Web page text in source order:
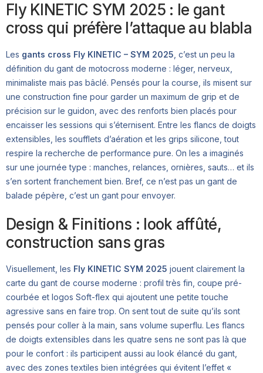
Fly KINETIC SYM 2025 : le gant
cross qui préfère l’attaque au blabla
Les gants cross Fly KINETIC – SYM 2025 , c’est un peu la
définition du gant de motocross moderne : léger, nerveux,
minimaliste mais pas bâclé. Pensés pour la course, ils misent sur
une construction fine pour garder un maximum de grip et de
précision sur le guidon, avec des renforts bien placés pour
encaisser les sessions qui s’éternisent. Entre les flancs de doigts
extensibles, les soufflets d’aération et les grips silicone, tout
respire la recherche de performance pure. On les a imaginés
sur une journée type : manches, relances, ornières, sauts… et ils
s’en sortent franchement bien. Bref, ce n’est pas un gant de
balade pépère, c’est un gant pour envoyer.
Design & Finitions : look affûté,
construction sans gras
Visuellement, les Fly KINETIC SYM 2025 jouent clairement la
carte du gant de course moderne : profil très fin, coupe pré-
courbée et logos Soft-flex qui ajoutent une petite touche
agressive sans en faire trop. On sent tout de suite qu’ils sont
pensés pour coller à la main, sans volume superflu. Les flancs
de doigts extensibles dans les quatre sens ne sont pas là que
pour le confort : ils participent aussi au look élancé du gant,
avec des zones textiles bien intégrées qui évitent l’effet «